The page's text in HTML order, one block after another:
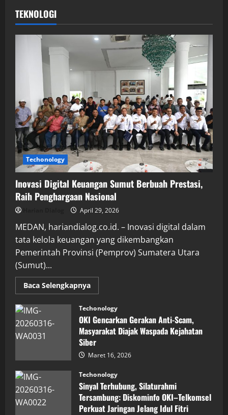
TEKNOLOGI
Techonology
Inovasi Digital Keuangan Sumut Berbuah Prestasi,
Raih Penghargaan Nasional
April 29, 2026
MEDAN, hariandialog.co.id. – Inovasi digital dalam
tata kelola keuangan yang dikembangkan
Pemerintah Provinsi (Pemprov) Sumatera Utara
(Sumut)...
Baca SelengkapnyaRead
more
Inovasi
Digital
Keuangan
Sumut
Berbuah
Prestasi,
Raih
Penghargaan
Techonology
OKI Gencarkan Gerakan Anti-Scam,
Masyarakat Diajak Waspada Kejahatan
Siber
Maret 16, 2026
Techonology
Sinyal Terhubung, Silaturahmi
Tersambung: Diskominfo OKI–Telkomsel
Perkuat Jaringan Jelang Idul Fitri